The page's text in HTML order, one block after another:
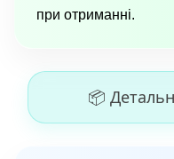
при отриманні.
📦